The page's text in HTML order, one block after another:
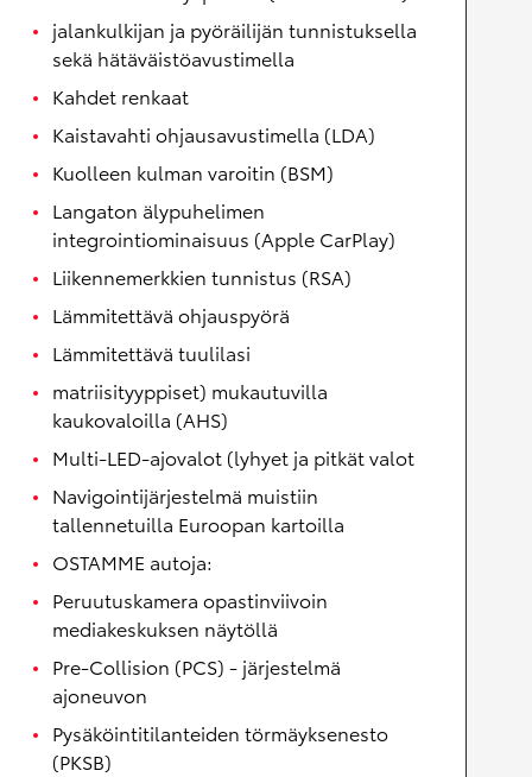
jalankulkijan ja pyöräilijän tunnistuksella
sekä hätäväistöavustimella
Kahdet renkaat
Kaistavahti ohjausavustimella (LDA)
Kuolleen kulman varoitin (BSM)
Langaton älypuhelimen
integrointiominaisuus (Apple CarPlay)
Liikennemerkkien tunnistus (RSA)
Lämmitettävä ohjauspyörä
Lämmitettävä tuulilasi
matriisityyppiset) mukautuvilla
kaukovaloilla (AHS)
Multi-LED-ajovalot (lyhyet ja pitkät valot
Navigointijärjestelmä muistiin
tallennetuilla Euroopan kartoilla
OSTAMME autoja:
Peruutuskamera opastinviivoin
mediakeskuksen näytöllä
Pre-Collision (PCS) - järjestelmä
ajoneuvon
Pysäköintitilanteiden törmäyksenesto
(PKSB)